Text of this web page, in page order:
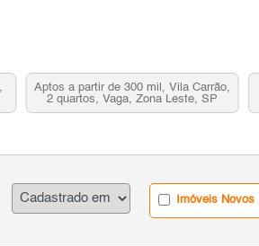
Aptos a partir de 300 mil, Vila Carrão,
2 quartos, Vaga, Zona Leste, SP
Imóveis Novos